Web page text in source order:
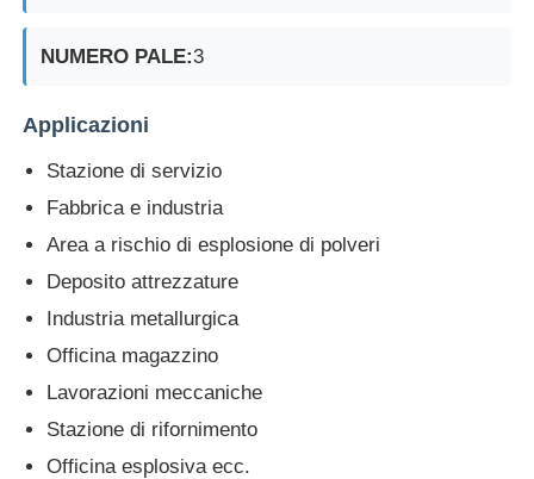
NUMERO PALE:3
Applicazioni
Stazione di servizio
Fabbrica e industria
Area a rischio di esplosione di polveri
Deposito attrezzature
Industria metallurgica
Officina magazzino
Lavorazioni meccaniche
Stazione di rifornimento
Officina esplosiva ecc.